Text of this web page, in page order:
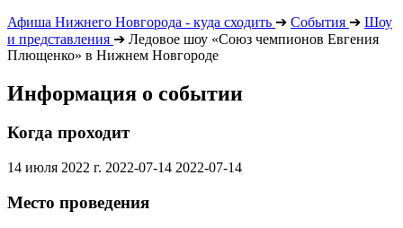
Афиша Нижнего Новгорода - куда сходить ➔ События ➔ Шоу
и представления ➔ Ледовое шоу «Союз чемпионов Евгения
Плющенко» в Нижнем Новгороде
Информация о событии
Когда проходит
14 июля 2022 г. 2022-07-14 2022-07-14
Место проведения